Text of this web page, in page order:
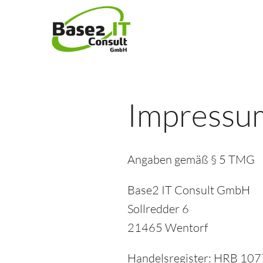
Angaben gemäß § 5 TMG
Base2 IT Consult GmbH
Sollredder 6
21465 Wentorf
Handelsregister: HRB